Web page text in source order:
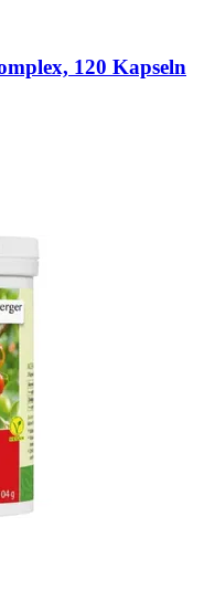
120 Kapseln